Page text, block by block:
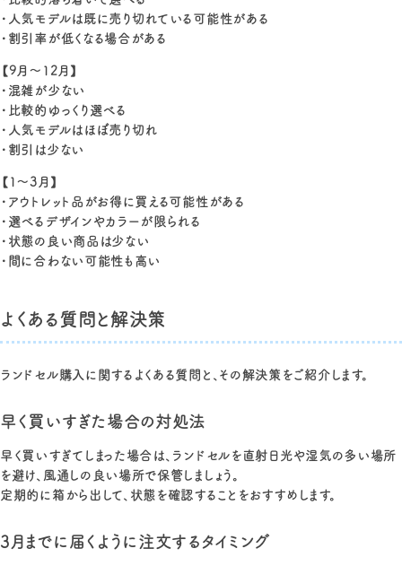
・人気モデルは既に売り切れている可能性がある
・割引率が低くなる場合がある
【9月～12月】
・混雑が少ない
・比較的ゆっくり選べる
・人気モデルはほぼ売り切れ
・割引は少ない
【1～3月】
・アウトレット品がお得に買える可能性がある
・選べるデザインやカラーが限られる
・状態の良い商品は少ない
・間に合わない可能性も高い
よくある質問と解決策
ランドセル購入に関するよくある質問と、その解決策をご紹介します。
早く買いすぎた場合の対処法
早く買いすぎてしまった場合は、ランドセルを直射日光や湿気の多い場所
を避け、風通しの良い場所で保管しましょう。
定期的に箱から出して、状態を確認することをおすすめします。
3月までに届くように注文するタイミング